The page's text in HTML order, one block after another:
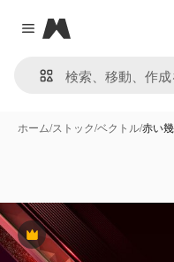
Close menu
Magnific
ホーム/ストック/ベクトル/赤い
Premium